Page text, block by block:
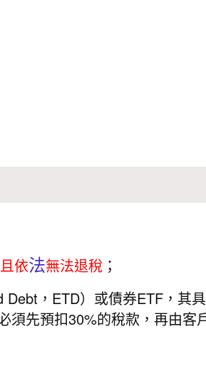
依法無法退稅 ；
，ETD）或債券ETF，其
先預扣30%的稅款，再由客